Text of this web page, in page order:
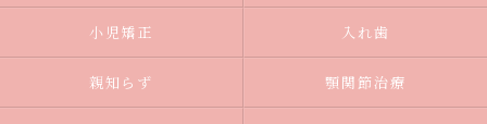
小児矯正 入れ歯
親知らず 顎関節治療